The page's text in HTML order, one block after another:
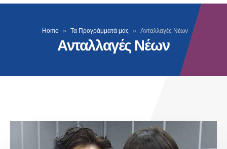
Home » Τα Προγράμματά μας » Ανταλλαγές Νέων
Ανταλλαγές Νέων